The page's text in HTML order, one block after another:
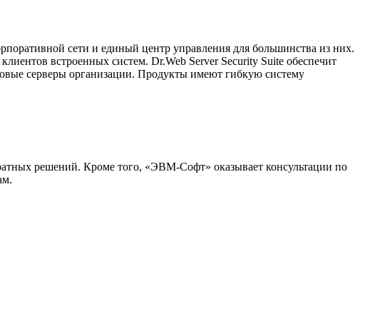
сети и единый центр управления для большинства из них.
встроенных систем. Dr.Web Server Security Suite обеспечит
серверы организации. Продукты имеют гибкую систему
решений. Кроме того, «ЭВМ-Софт» оказывает консультации по